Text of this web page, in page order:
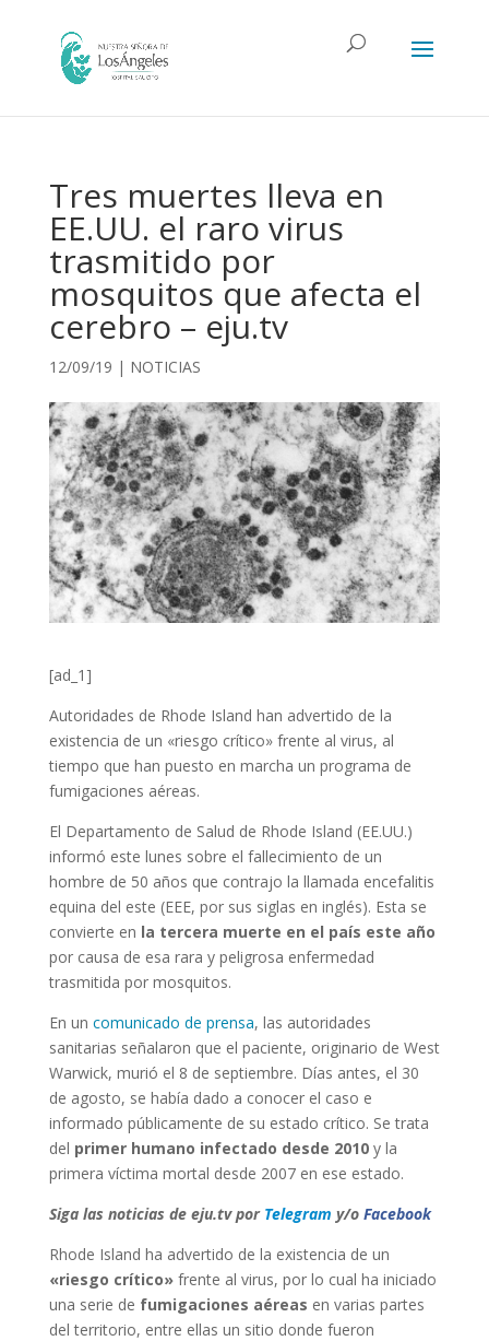
Tres muertes lleva en
EE.UU. el raro virus
trasmitido por
mosquitos que afecta el
cerebro – eju.tv
12/09/19 | NOTICIAS
[ad_1]
Autoridades de Rhode Island han advertido de la
existencia de un «riesgo crítico» frente al virus, al
tiempo que han puesto en marcha un programa de
fumigaciones aéreas.
El Departamento de Salud de Rhode Island (EE.UU.)
informó este lunes sobre el fallecimiento de un
hombre de 50 años que contrajo la llamada encefalitis
equina del este (EEE, por sus siglas en inglés). Esta se
convierte en la tercera muerte en el país este año
por causa de esa rara y peligrosa enfermedad
trasmitida por mosquitos.
En un comunicado de prensa, las autoridades
sanitarias señalaron que el paciente, originario de West
Warwick, murió el 8 de septiembre. Días antes, el 30
de agosto, se había dado a conocer el caso e
informado públicamente de su estado crítico. Se trata
del primer humano infectado desde 2010y la
primera víctima mortal desde 2007 en ese estado.
Siga las noticias de eju.tv por Telegram y/o Facebook
Rhode Island ha advertido de la existencia de un
«riesgo crítico»frente al virus, por lo cual ha iniciado
una serie de fumigaciones aéreas en varias partes
del territorio, entre ellas un sitio donde fueron